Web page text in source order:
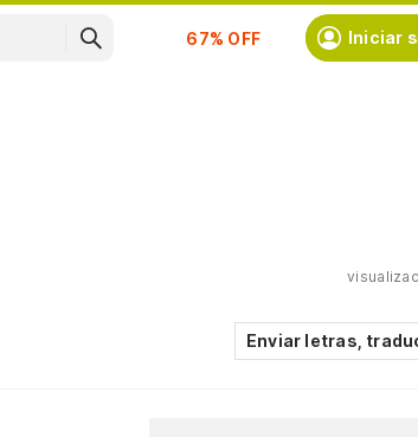
Suscríbete Iniciar
Enviar letras,